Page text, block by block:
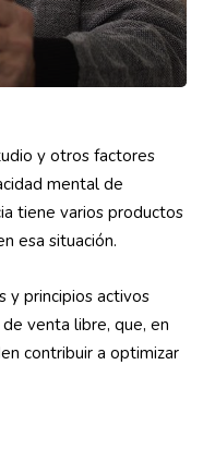
y otros factores
mental de
tiene varios productos
esa situación.
y principios activos
venta libre, que, en
contribuir a optimizar